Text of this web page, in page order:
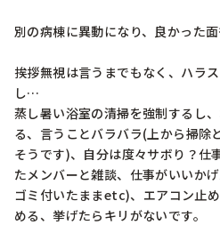
別の病棟に異動になり、良かった
挨拶無視は言うまでもなく、ハラ
し…
蒸し暑い浴室の清掃を強制するし
る、言うことバラバラ(上から掃除
そうです)、自分は度々サボり？仕
たメンバーと雑談、仕事がいいか
ゴミ付いたままetc)、エアコン止
める、挙げたらキリがないです。